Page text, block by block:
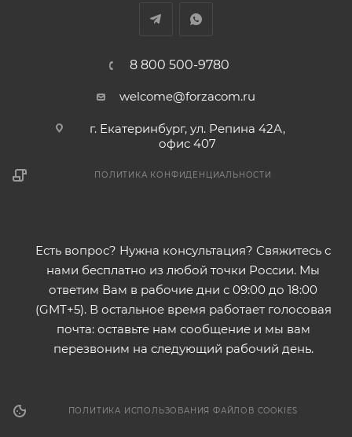
8 800 500-9780
welcome@forzacom.ru
г. Екатеринбург, ул. Репина 42А,
офис 407
ПОЛИТИКА КОНФИДЕНЦИАЛЬНОСТИ
Есть вопрос? Нужна консультация? Свяжитесь с
нами бесплатно из любой точки России. Мы
ответим Вам в рабочие дни с 09:00 до 18:00
(GMT+5). В остальное время работает голосовая
почта: оставьте нам сообщение и мы вам
перезвоним на следующий рабочий день.
ПОЛИТИКА ИСПОЛЬЗОВАНИЯ ФАЙЛОВ COOKIES